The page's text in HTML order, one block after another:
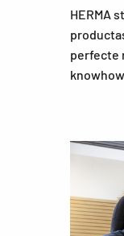
HERMA
perfecte